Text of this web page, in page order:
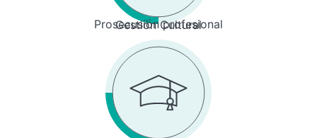
Prosecusión profesional
Gestión Cultural